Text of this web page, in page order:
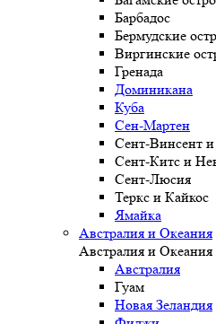
Барбадос
Бермудские
Виргинские
Гренада
Доминикана
Куба
Сен-Мартен
Сент-Винсент
Сент-Китс и
Сент-Люсия
Теркс и Кайкос
Ямайка
Австралия и Океания
Австралия и Океания
Австралия
Гуам
Новая Зеландия